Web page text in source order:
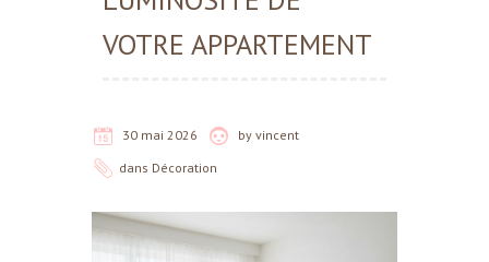
VOTRE APPARTEMENT
30 mai 2026 by vincent
dans Décoration